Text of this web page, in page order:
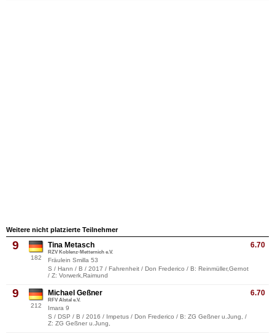
Weitere nicht platzierte Teilnehmer
9
182
6.70
Tina Metasch
RZV Koblenz-Metternich e.V.
Fräulein Smilla 53
S / Hann / B / 2017 / Fahrenheit / Don Frederico / B: Reinmüller,Gernot
/ Z: Vorwerk,Raimund
9
212
6.70
Michael Geßner
RFV Alstal e.V.
Imara 9
S / DSP / B / 2016 / Impetus / Don Frederico / B: ZG Geßner u.Jung, /
Z: ZG Geßner u.Jung,